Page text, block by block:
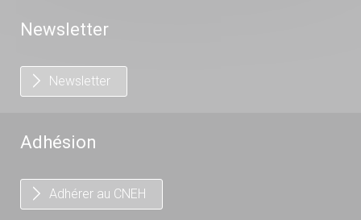
Newsletter
Newsletter
Adhésion
Adhérer au CNEH